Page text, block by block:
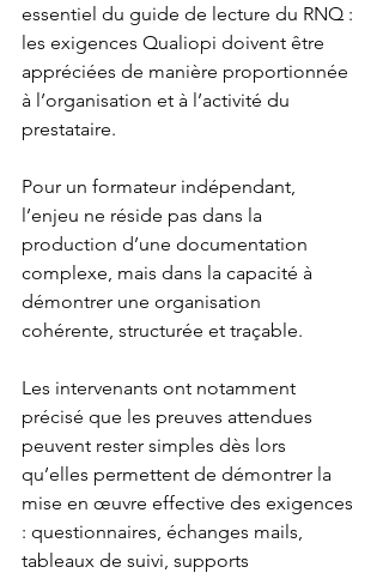
essentiel du guide de lecture du RNQ :
les exigences Qualiopi doivent être
appréciées de manière proportionnée
à l’organisation et à l’activité du
prestataire.
Pour un formateur indépendant,
l’enjeu ne réside pas dans la
production d’une documentation
complexe, mais dans la capacité à
démontrer une organisation
cohérente, structurée et traçable.
Les intervenants ont notamment
précisé que les preuves attendues
peuvent rester simples dès lors
qu’elles permettent de démontrer la
mise en œuvre effective des exigences
: questionnaires, échanges mails,
tableaux de suivi, supports